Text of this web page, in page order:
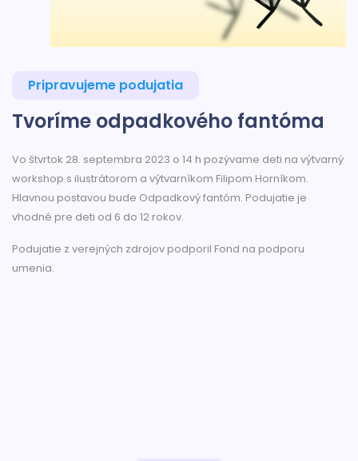
Pripravujeme podujatia
Tvoríme odpadkového fantóma
Vo štvrtok 28. septembra 2023 o 14 h pozývame deti na výtvarný
workshop s ilustrátorom a výtvarníkom Filipom Horníkom.
Hlavnou postavou bude Odpadkový fantóm. Podujatie je
vhodné pre deti od 6 do 12 rokov.
Podujatie z verejných zdrojov podporil Fond na podporu
umenia.